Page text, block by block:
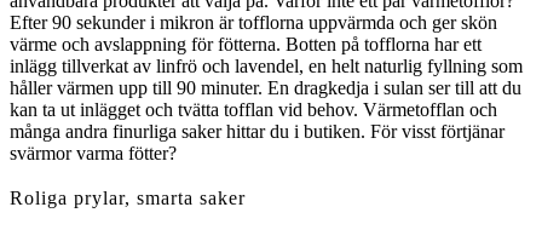
Efter 90 sekunder i mikron är tofflorna uppvärmda och ger skön
värme och avslappning för fötterna. Botten på tofflorna har ett
inlägg tillverkat av linfrö och lavendel, en helt naturlig fyllning som
håller värmen upp till 90 minuter. En dragkedja i sulan ser till att du
kan ta ut inlägget och tvätta tofflan vid behov. Värmetofflan och
många andra finurliga saker hittar du i butiken. För visst förtjänar
svärmor varma fötter?
Roliga prylar, smarta saker